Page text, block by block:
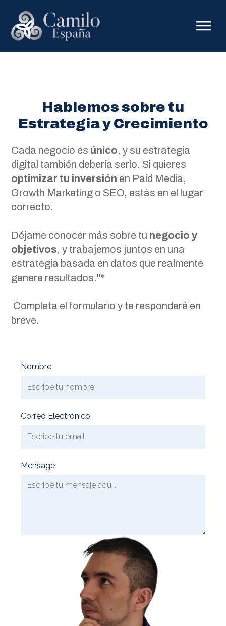
Hablemos sobre tu
Estrategia y Crecimiento
Cada negocio es único, y su estrategia
digital también debería serlo. Si quieres
optimizar tu inversión en Paid Media,
Growth Marketing o SEO, estás en el lugar
correcto.
Déjame conocer más sobre tu negocio y
objetivos, y trabajemos juntos en una
estrategia basada en datos que realmente
genere resultados."*
Completa el formulario y te responderé en
breve.
Nombre
Correo Electrónico
Mensage